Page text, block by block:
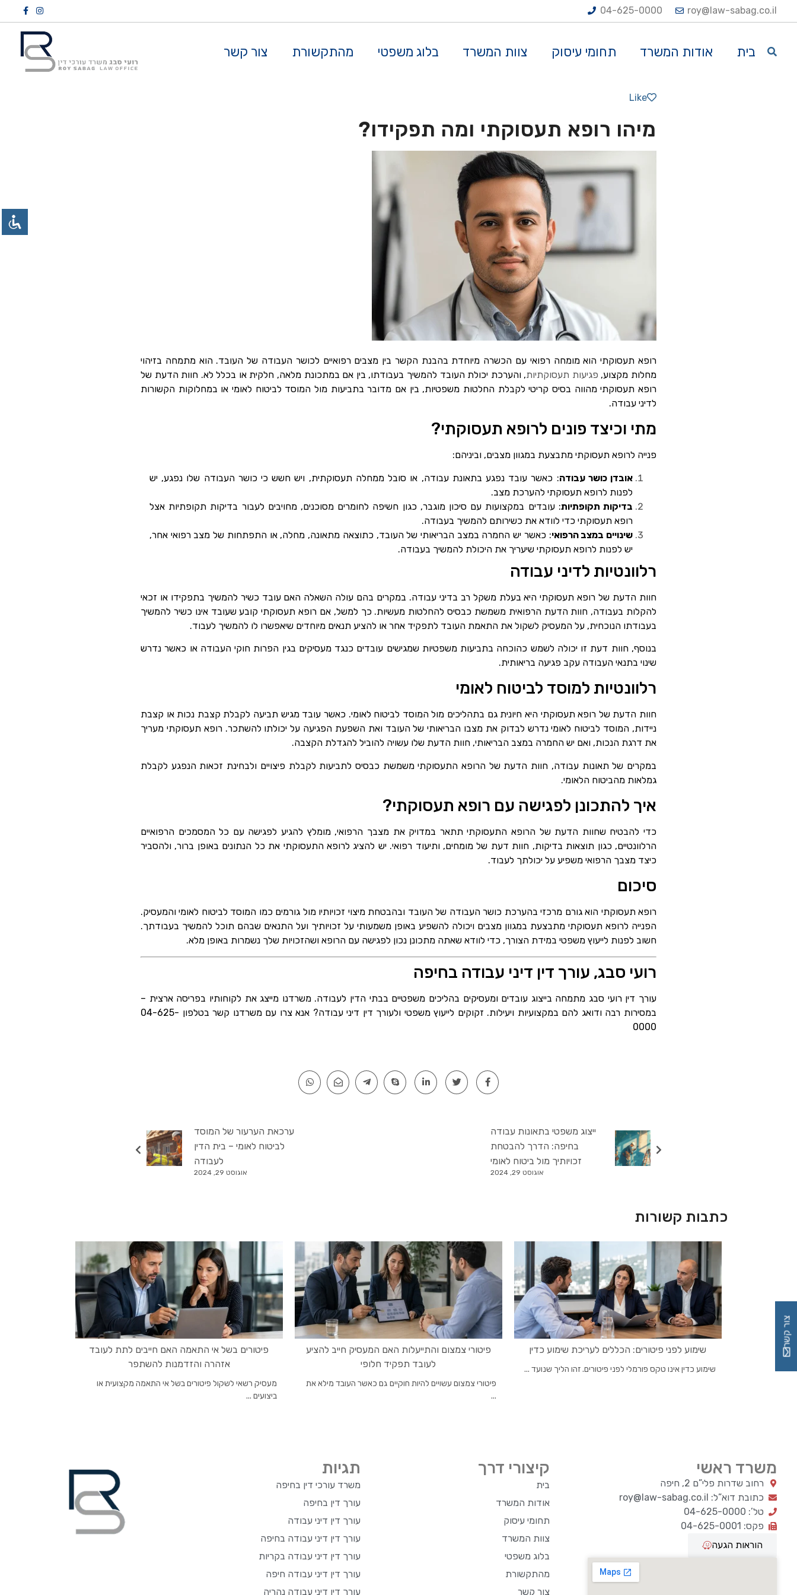
04-625-0000 roy@law-sabag.co.il
בית אודות המשרד תחומי עיסוק צוות המשרד בלוג משפטי מהתקשורת צור קשר
Like
מיהו רופא תעסוקתי ומה תפקידו?
רופא תעסוקתי הוא מומחה רפואי עם הכשרה מיוחדת בהבנת הקשר בין מצבים רפואיים לכושר העבודה של העובד. הוא מתמחה בזיהוי
מחלות מקצוע, פגיעות תעסוקתיות, והערכת יכולת העובד להמשיך בעבודתו, בין אם במתכונת מלאה, חלקית או בכלל לא. חוות הדעת של
רופא תעסוקתי מהווה בסיס קריטי לקבלת החלטות משפטיות, בין אם מדובר בתביעות מול המוסד לביטוח לאומי או במחלוקות הקשורות
לדיני עבודה.
מתי וכיצד פונים לרופא תעסוקתי?
פנייה לרופא תעסוקתי מתבצעת במגוון מצבים, וביניהם:
אובדן כושר עבודה: כאשר עובד נפגע בתאונת עבודה, או סובל ממחלה תעסוקתית, ויש חשש כי כושר העבודה שלו נפגע, יש
לפנות לרופא תעסוקתי להערכת מצב.
בדיקות תקופתיות: עובדים במקצועות עם סיכון מוגבר, כגון חשיפה לחומרים מסוכנים, מחויבים לעבור בדיקות תקופתיות אצל
רופא תעסוקתי כדי לוודא את כשירותם להמשיך בעבודה.
שינויים במצב הרפואי: כאשר יש החמרה במצב הבריאותי של העובד, כתוצאה מתאונה, מחלה, או התפתחות של מצב רפואי אחר,
יש לפנות לרופא תעסוקתי שיעריך את היכולת להמשיך בעבודה.
רלוונטיות לדיני עבודה
חוות הדעת של רופא תעסוקתי היא בעלת משקל רב בדיני עבודה. במקרים בהם עולה השאלה האם עובד כשיר להמשיך בתפקידו או זכאי
להקלות בעבודה, חוות הדעת הרפואית משמשת כבסיס להחלטות מעשיות. כך למשל, אם רופא תעסוקתי קובע שעובד אינו כשיר להמשיך
בעבודתו הנוכחית, על המעסיק לשקול את התאמת העובד לתפקיד אחר או להציע תנאים מיוחדים שיאפשרו לו להמשיך לעבוד.
בנוסף, חוות דעת זו יכולה לשמש כהוכחה בתביעות משפטיות שמגישים עובדים כנגד מעסיקים בגין הפרות חוקי העבודה או כאשר נדרש
שינוי בתנאי העבודה עקב פגיעה בריאותית.
רלוונטיות למוסד לביטוח לאומי
חוות הדעת של רופא תעסוקתי היא חיונית גם בתהליכים מול המוסד לביטוח לאומי. כאשר עובד מגיש תביעה לקבלת קצבת נכות או קצבת
ניידות, המוסד לביטוח לאומי נדרש לבדוק את מצבו הבריאותי של העובד ואת השפעת הפגיעה על יכולתו להשתכר. רופא תעסוקתי מעריך
את דרגת הנכות, ואם יש החמרה במצב הבריאותי, חוות הדעת שלו עשויה להוביל להגדלת הקצבה.
במקרים של תאונות עבודה, חוות הדעת של הרופא התעסוקתי משמשת כבסיס לתביעות לקבלת פיצויים ולבחינת זכאות הנפגע לקבלת
גמלאות מהביטוח הלאומי.
איך להתכונן לפגישה עם רופא תעסוקתי?
כדי להבטיח שחוות הדעת של הרופא התעסוקתי תתאר במדויק את מצבך הרפואי, מומלץ להגיע לפגישה עם כל המסמכים הרפואיים
הרלוונטיים, כגון תוצאות בדיקות, חוות דעת של מומחים, ותיעוד רפואי. יש להציג לרופא התעסוקתי את כל הנתונים באופן ברור, ולהסביר
כיצד מצבך הרפואי משפיע על יכולתך לעבוד.
סיכום
רופא תעסוקתי הוא גורם מרכזי בהערכת כושר העבודה של העובד ובהבטחת מיצוי זכויותיו מול גורמים כמו המוסד לביטוח לאומי והמעסיק.
הפנייה לרופא תעסוקתי מתבצעת במגוון מצבים ויכולה להשפיע באופן משמעותי על זכויותיך ועל התנאים שבהם תוכל להמשיך בעבודתך.
חשוב לפנות לייעוץ משפטי במידת הצורך, כדי לוודא שאתה מתכונן נכון לפגישה עם הרופא ושהזכויות שלך נשמרות באופן מלא.
רועי סבג, עורך דין דיני עבודה בחיפה
עורך דין רועי סבג מתמחה בייצוג עובדים ומעסיקים בהליכים משפטיים בבתי הדין לעבודה. משרדנו מייצג את לקוחותיו בפריסה ארצית –
במסירות רבה ודואג להם במקצועיות ויעילות. זקוקים לייעוץ משפטי ולעורך דין דיני עבודה? אנא צרו עם משרדנו קשר בטלפון 04-625-
0000
ייצוג משפטי בתאונות עבודה
בחיפה: הדרך להבטחת
זכויותיך מול ביטוח לאומי
אוגוסט 29, 2024
ערכאת הערעור של המוסד
לביטוח לאומי – בית הדין
לעבודה
אוגוסט 29, 2024
כתבות קשורות
פיטורים בשל אי התאמה האם חייבים לתת לעובד
אזהרה והזדמנות להשתפר
מעסיק רשאי לשקול פיטורים בשל אי התאמה מקצועית או
ביצועים ...
פיטורי צמצום והתייעלות האם המעסיק חייב להציע
לעובד תפקיד חלופי
פיטורי צמצום עשויים להיות חוקיים גם כאשר העובד מילא את
...
שימוע לפני פיטורים: הכללים לעריכת שימוע כדין
שימוע כדין אינו טקס פורמלי לפני פיטורים. זהו הליך שנועד ...
משרד ראשי
רחוב שדרות פלי”ם 2, חיפה
כתובת דוא”ל: roy@law-sabag.co.il
טל’: 04-625-0000
פקס: 04-625-0001
הוראות הגעה
צור קשר
קיצורי דרך
בית
אודות המשרד
תחומי עיסוק
צוות המשרד
בלוג משפטי
מהתקשורת
צור קשר
תגיות
משרד עורכי דין בחיפה
עורך דין בחיפה
עורך דין דיני עבודה
עורך דין דיני עבודה בחיפה
עורך דין דיני עבודה בקריות
עורך דין דיני עבודה חיפה
עורך דין דיני עבודה נהריה